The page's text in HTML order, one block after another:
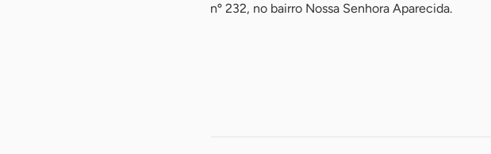
nº 232, no bairro Nossa Senhora Aparecida.